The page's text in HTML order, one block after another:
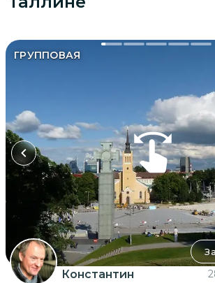
ГРУППОВАЯ
Константин